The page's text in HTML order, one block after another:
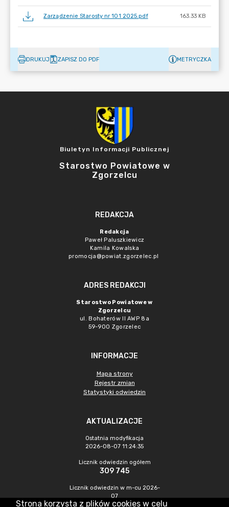
Zarządzenie Starosty nr 101 2025.pdf 163.33 KB
DRUKUJ ZAPISZ DO PDF METRYCZKA
Biuletyn Informacji Publicznej
Starostwo Powiatowe w
Zgorzelcu
REDAKCJA
Redakcja
Paweł Paluszkiewicz
Kamila Kowalska
promocja@powiat.zgorzelec.pl
ADRES REDAKCJI
Starostwo Powiatowe w
Zgorzelcu
ul. Bohaterów II AWP 8a
59-900 Zgorzelec
INFORMACJE
Mapa strony
Rejestr zmian
Statystyki odwiedzin
AKTUALIZACJE
Ostatnia modyfikacja
2026-08-07 11:24:35
Licznik odwiedzin ogółem
309 745
Licznik odwiedzin w m-cu 2026-
07
443
Strona korzysta z plików cookies w celu